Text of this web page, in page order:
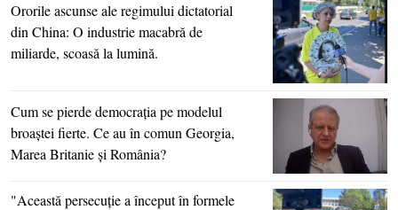
Ororile ascunse ale regimului dictatorial
din China: O industrie macabră de
miliarde, scoasă la lumină.
Cum se pierde democraţia pe modelul
broaştei fierte. Ce au în comun Georgia,
Marea Britanie şi România?
"Această persecuţie a început în formele